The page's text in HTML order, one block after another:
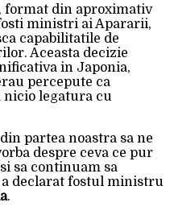
din aproximativ
ministri ai Apararii,
capabilitatile de
Aceasta decizie
in Japonia,
percepute ca
nicio legatura cu
partea noastra sa ne
despre ceva ce pur
sa continuam sa
declarat fostul ministru
.